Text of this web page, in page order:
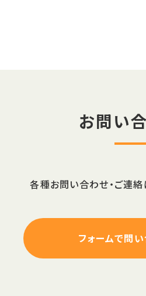
お問い
各種お問い合わせ・ご連絡
フォームで問